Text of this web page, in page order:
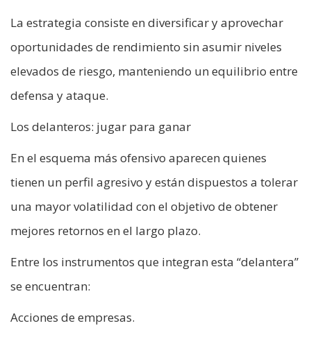
La estrategia consiste en diversificar y aprovechar
oportunidades de rendimiento sin asumir niveles
elevados de riesgo, manteniendo un equilibrio entre
defensa y ataque.
Los delanteros: jugar para ganar
En el esquema más ofensivo aparecen quienes
tienen un perfil agresivo y están dispuestos a tolerar
una mayor volatilidad con el objetivo de obtener
mejores retornos en el largo plazo.
Entre los instrumentos que integran esta “delantera”
se encuentran:
Acciones de empresas.